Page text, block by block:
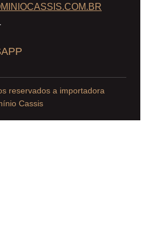
reservados a importadora
Cassis